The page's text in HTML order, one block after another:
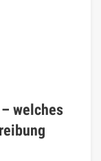
welches